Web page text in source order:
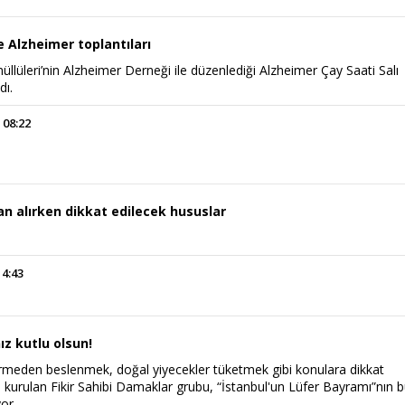
Alzheimer toplantıları
Alzheimer Derneği ile düzenlediği Alzheimer Çay Saati Salı
alırken dikkat edilecek hususlar
kutlu olsun!
beslenmek, doğal yiyecekler tüketmek gibi konulara dikkat
Fikir Sahibi Damaklar grubu, “İstanbul'un Lüfer Bayramı”nın